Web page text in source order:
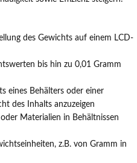
des Gewichts auf einem LCD-
bis hin zu 0,01 Gramm
eines Behälters oder einer
des Inhalts anzuzeigen
Materialien in Behältnissen
z.B. von Gramm in